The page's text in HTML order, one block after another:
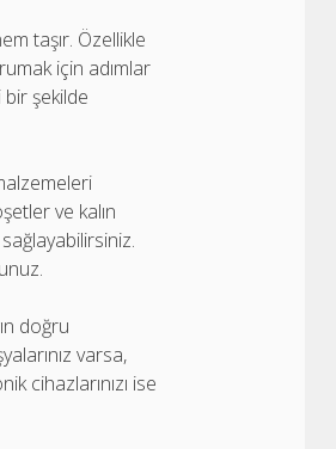
taşır. Özellikle
için adımlar
şekilde
ve kalın
doğru
varsa,
cihazlarınızı ise